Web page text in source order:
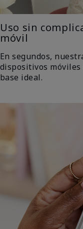
Uso sin
móvil
En segundos,
dispositivos
base ideal.